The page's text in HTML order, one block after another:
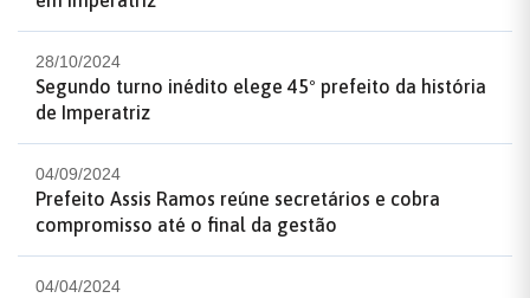
28/10/2024
Segundo turno inédito elege 45º prefeito da história
de Imperatriz
04/09/2024
Prefeito Assis Ramos reúne secretários e cobra
compromisso até o final da gestão
04/04/2024